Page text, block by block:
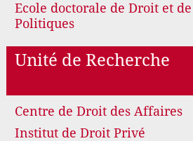
Ecole doctorale de Droit et
Politiques
Unité de Recherche
Centre de Droit des Affaires
Institut de Droit Privé